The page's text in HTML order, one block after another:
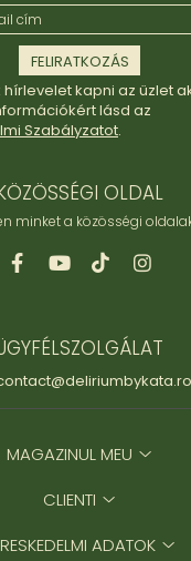
hírlevelet kapni az üzlet
lásd az
Szabályzatot.
OLDAL
minket a közösségi
MAGAZINUL MEU
CLIENTI
ADATOK